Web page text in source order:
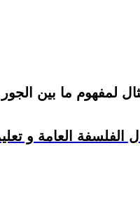
لمفهوم ما بين الجور
العامة و